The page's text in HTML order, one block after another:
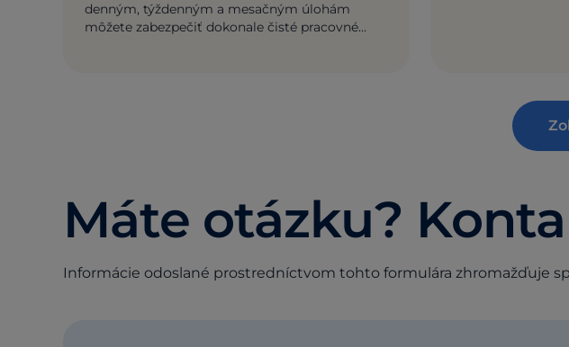
denným, týždenným a mesačným úlohám
môžete zabezpečiť dokonale čisté pracovné
Máte otázku?
Informácie odoslané prostredníctvom tohto formulára zhromažďuje